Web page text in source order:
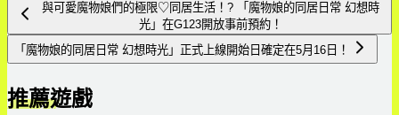
與可愛魔物娘們的極限♡同居生活！? 「魔物娘的同居日常 幻想時
光」在G123開放事前預約！
「魔物娘的同居日常 幻想時光」正式上線開始日確定在5月16日！
推薦遊戲